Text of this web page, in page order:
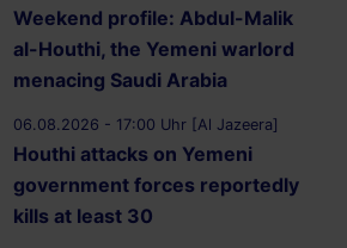
Weekend profile: Abdul-Malik
al-Houthi, the Yemeni warlord
menacing Saudi Arabia
06.08.2026 - 17:00 Uhr [Al Jazeera]
Houthi attacks on Yemeni
government forces reportedly
kills at least 30